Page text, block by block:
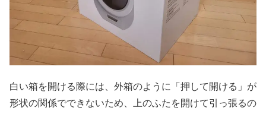
白い箱を開ける際には、外箱のように「押して開ける」が
形状の関係でできないため、上のふたを開けて引っ張るの